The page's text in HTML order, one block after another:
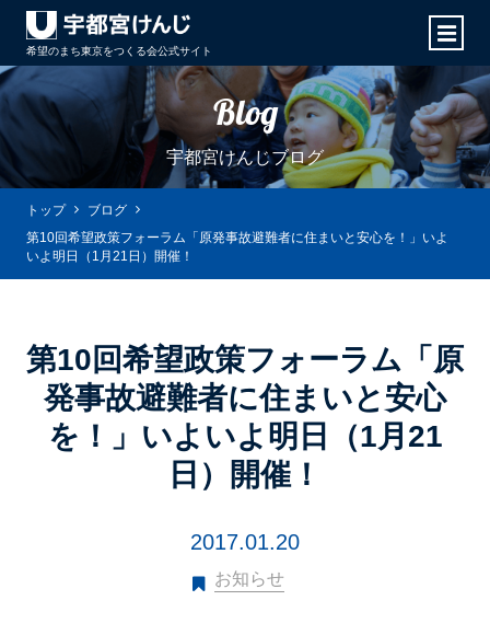
希望のまち東京をつくる会公式サイト
Blog
宇都宮けんじブログ
トップ
ブログ
第10回希望政策フォーラム「原発事故避難者に住まいと安心を！」いよ
いよ明日（1月21日）開催！
第10回希望政策フォーラム「原
発事故避難者に住まいと安心
を！」いよいよ明日（1月21
日）開催！
2017.01.20
お知らせ